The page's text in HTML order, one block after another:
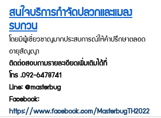
สนใจบริการกำจัดปลวกและแมลง
รบกวน
โดยมีผู้เชี่ยวชาญมากประสบการณ์ให้คำปรึกษาตลอด
อายุสัญญา
ติดต่อสอบถามรายละเอียดเพิ่มเติมได้ที่
โทร .092-6478741
Line: @masterbug
Facebook:
https://www.facebook.com/MasterbugTH2022